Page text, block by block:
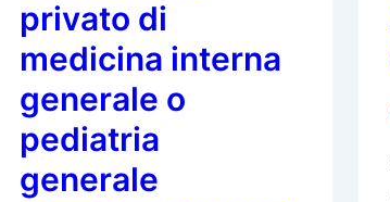
privato di
medicina interna
generale o
pediatria
generale